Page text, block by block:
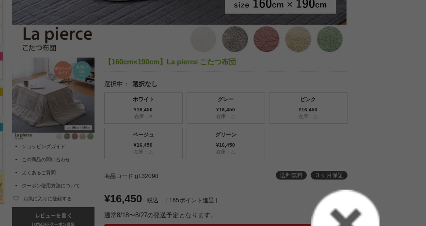
ショッピングガイド
この商品の問い合わせ
よくあるご質問
クーポン使用方法について
お気に入りに登録する
【160cm×190cm】La pierce こたつ布団
選択中： 選択なし
ホワイト
¥16,450
在庫：✕
グレー
¥16,450
在庫：△
ピンク
¥16,450
在庫：△
ベージュ
¥16,450
在庫：△
グリーン
¥16,450
在庫：△
商品コード g132098 送料無料 ３ヶ月保証
¥16,450 税込 [ 165ポイント進呈 ]
通常8/18〜8/27の発送予定となります。